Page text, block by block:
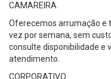
CAMAREIRA
Oferecemos arrumação e
vez por semana, sem
consulte disponibilidade e
atendimento.
CORPORATIVO